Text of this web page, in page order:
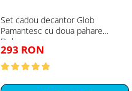
Set cadou decantor Glob
Pamantesc cu doua pahare
Deluxe
293 RON